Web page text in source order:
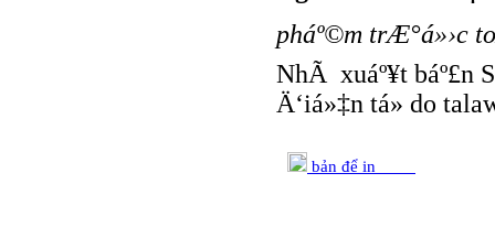
pháº©m trÆ°á»›c
NhÃ xuáº¥t báº£n
Ä‘iá»‡n tá»­ do
bản để in